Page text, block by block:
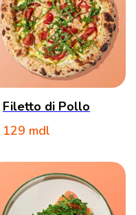
Filetto di Pollo
129 mdl